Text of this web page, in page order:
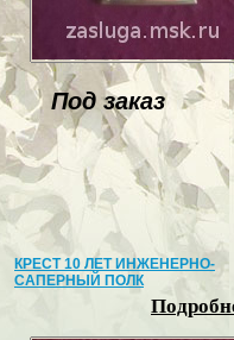
Под заказ
КРЕСТ 10 ЛЕТ ИНЖЕНЕРНО-
САПЕРНЫЙ ПОЛК